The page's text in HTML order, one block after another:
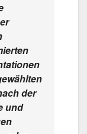
der
und